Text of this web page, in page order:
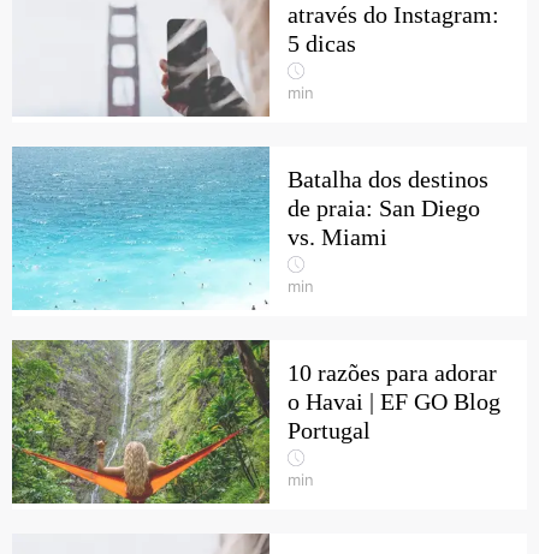
através do Instagram:
5 dicas
min
Batalha dos destinos
de praia: San Diego
vs. Miami
min
10 razões para adorar
o Havai | EF GO Blog
Portugal
min